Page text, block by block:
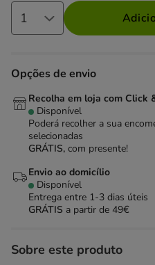
Opções de envio
Recolha em loja com Click
Disponível
Poderá recolher a sua
selecionadas
GRÁTIS, com presente!
Envio ao domicílio
Disponível
Entrega entre 1-3 dias úteis
GRÁTIS a partir de 49€
Sobre este produto